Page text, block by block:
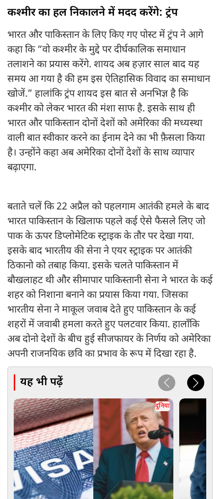
कश्मीर का हल निकालने में मदद करेंगे: ट्रंप
भारत और पाकिस्तान के लिए किए गए पोस्ट में ट्रंप ने आगे
कहा कि “वो कश्मीर के मुद्दे पर दीर्घकालिक समाधान
तलाशने का प्रयास करेंगे. शायद अब हज़ार साल बाद यह
समय आ गया है की हम इस ऐतिहासिक विवाद का समाधान
खोजें.” हालांकि ट्रंप शायद इस बात से अनभिज्ञ है कि
कश्मीर को लेकर भारत की मंशा साफ है. इसके साथ ही
भारत और पाकिस्तान दोनों देशों को अमेरिका की मध्यस्था
वाली बात स्वीकार करने का ईनाम देने का भी फ़ैसला किया
है। उन्होंने कहा अब अमेरिका दोनों देशों के साथ व्यापार
बढ़ाएगा.
बताते चलें कि 22 अप्रैल को पहलगाम आतंकी हमले के बाद
भारत पाकिस्तान के खिलाफ पहले कई ऐसे फैसले लिए जो
पाक के ऊपर डिप्लोमेटिक स्ट्राइक के तौर पर देखा गया.
इसके बाद भारतीय की सेना ने एयर स्ट्राइक पर आतंकी
ठिकानो को तबाह किया. इसके चलते पाकिस्तान में
बौखलाहट थी और सीमापार पाकिस्तानी सेना ने भारत के कई
शहर को निशाना बनाने का प्रयास किया गया. जिसका
भारतीय सेना ने माकूल जवाब देते हुए पाकिस्तान के कई
शहरों में जवाबी हमला करते हुए पलटवार किया. हालाँकि
अब दोनो देशों के बीच हुई सीजफायर के निर्णय को अमेरिका
अपनी राजनयिक छवि का प्रभाव के रूप में दिखा रहा है.
यह भी पढ़ें
दुनिया